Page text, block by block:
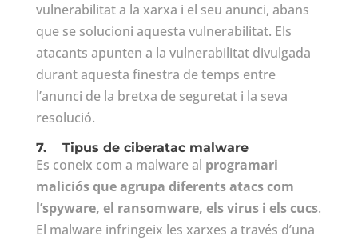
vulnerabilitat a la xarxa i el seu anunci, abans
que se solucioni aquesta vulnerabilitat. Els
atacants apunten a la vulnerabilitat divulgada
durant aquesta finestra de temps entre
l’anunci de la bretxa de seguretat i la seva
resolució.
7. Tipus de ciberatac malware
Es coneix com a malware al programari
maliciós que agrupa diferents atacs com
l’spyware, el ransomware, els virus i els cucs.
El malware infringeix les xarxes a través d’una